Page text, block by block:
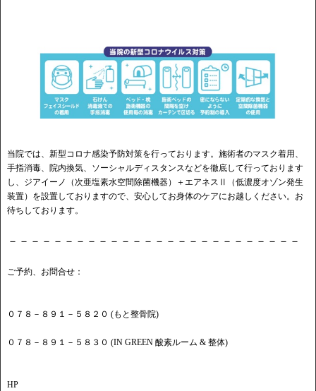
当院では、新型コロナ感染予防対策を行っております。施術者のマスク着用、
手指消毒、院内換気、ソーシャルディスタンスなどを徹底して行っております
し、ジアイーノ（次亜塩素水空間除菌機器）＋エアネスⅡ（低濃度オゾン発生
装置）を設置しておりますので、安心してお身体のケアにお越しください。お
待ちしております。
－－－－－－－－－－－－－－－－－－－－－－－－－－
ご予約、お問合せ：
０７８－８９１－５８２０ (もと整骨院)
０７８－８９１－５８３０ (IN GREEN 酸素ルーム & 整体)
HP